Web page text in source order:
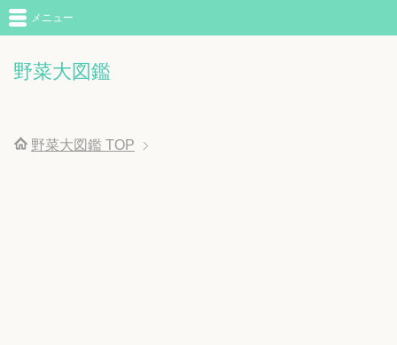
野菜大図鑑
メニュー
野菜大図鑑 TOP